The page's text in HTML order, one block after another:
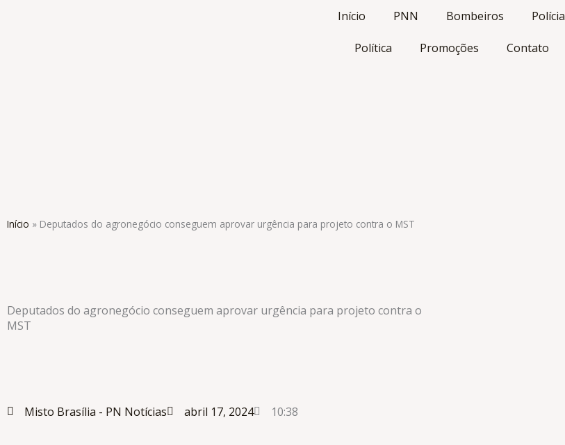
Início PNN Bombeiros Polícia
Política Promoções Contato
Início » Deputados do agronegócio conseguem aprovar urgência para projeto contra o MST
Deputados do agronegócio conseguem aprovar urgência para projeto contra o
MST
Misto Brasília - PN Notícias abril 17, 2024 10:38